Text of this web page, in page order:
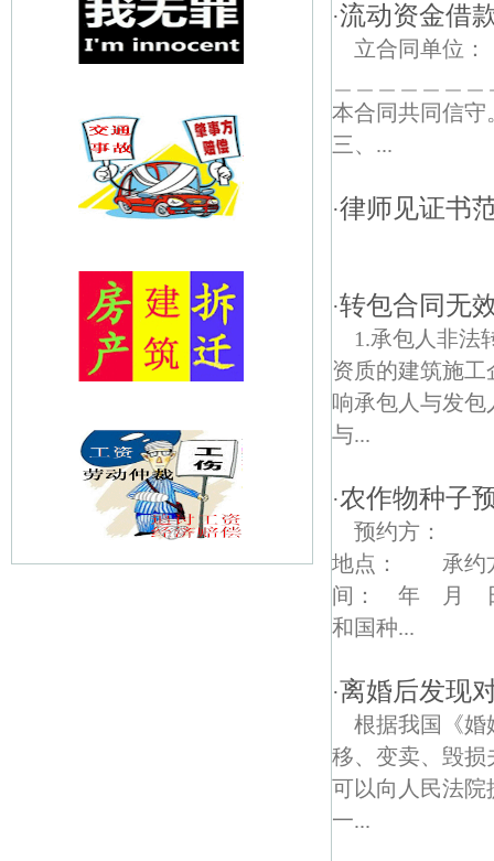
·流动资金借
立合同单位
本合同共同
三、...
·律师见证书
·转包合同无
1.承包人非法
资质的建筑施
响承包人与发
与...
·农作物种子
预约
地点
间： 年 月 日
和国种...
·离婚后发现
根据我国《婚
移、变卖、毁损
可以向人民法院
一...